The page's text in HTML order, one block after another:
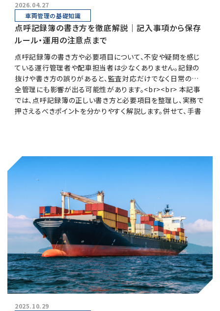
2026.04.27
車両管理の基礎知識
点呼記録簿の書き方を徹底解説｜記入事項から保存
ルール・運用の注意点まで
点呼記録簿の書き方や必要項目について、不安や疑問を感じ
ている運行管理者や配車担当者は少なくありません。記録の
抜けや書き方の誤りがあると、監査対応だけでなく日常の安
全管理にも影響が出る可能性があります。<br><br> 本記事
では、点呼記録簿の正しい書き方と必要項目を整理し、実務で
押さえるべきポイントを分かりやすく解説します。併せて、手書
2025.10.29